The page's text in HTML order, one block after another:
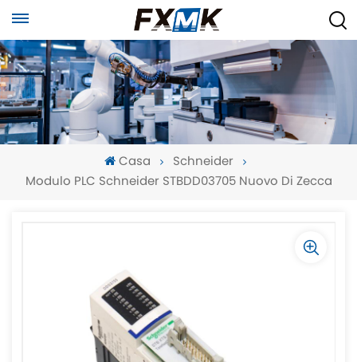
Casa
Schneider
Modulo PLC Schneider STBDD03705 Nuovo Di Zecca